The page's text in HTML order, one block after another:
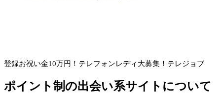
登録お祝い金10万円！ テレフォンレディ大募集！テレジョブ
ポイント制の出会い系サイトについて